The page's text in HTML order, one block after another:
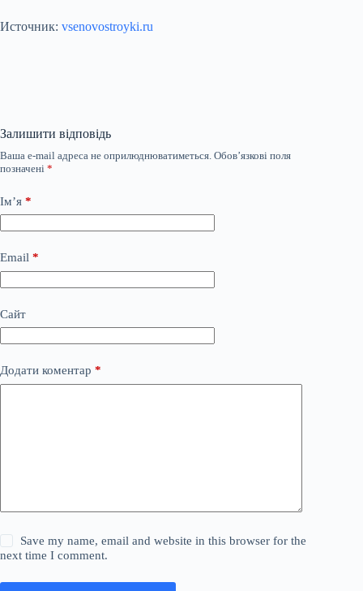
Источник: vsenovostroyki.ru
Залишити відповідь
Ваша e-mail адреса не оприлюднюватиметься. Обов’язкові поля
позначені *
Ім’я *
Email *
Сайт
Додати коментар *
Save my name, email and website in this browser for the
next time I comment.